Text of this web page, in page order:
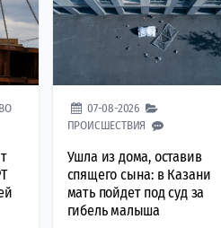
07-08-2026
ПРОИСШЕСТВИЯ
Ушла из дома, оставив
спящего сына: в Казани
мать пойдет под суд за
гибель малыша